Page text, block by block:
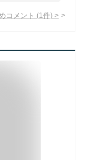
コメント (1 件) >